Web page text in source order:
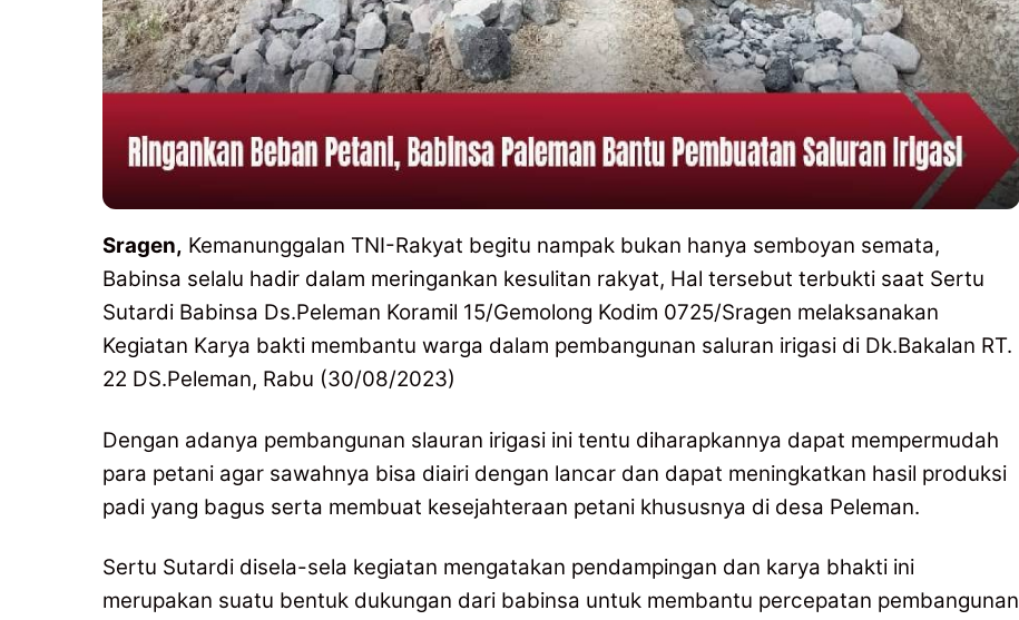
Sragen, Kemanunggalan TNI-Rakyat begitu nampak bukan hanya semboyan semata,
Babinsa selalu hadir dalam meringankan kesulitan rakyat, Hal tersebut terbukti saat Sertu
Sutardi Babinsa Ds.Peleman Koramil 15/Gemolong Kodim 0725/Sragen melaksanakan
Kegiatan Karya bakti membantu warga dalam pembangunan saluran irigasi di Dk.Bakalan RT.
22 DS.Peleman, Rabu (30/08/2023)
Dengan adanya pembangunan slauran irigasi ini tentu diharapkannya dapat mempermudah
para petani agar sawahnya bisa diairi dengan lancar dan dapat meningkatkan hasil produksi
padi yang bagus serta membuat kesejahteraan petani khususnya di desa Peleman.
Sertu Sutardi disela-sela kegiatan mengatakan pendampingan dan karya bhakti ini
merupakan suatu bentuk dukungan dari babinsa untuk membantu percepatan pembangunan